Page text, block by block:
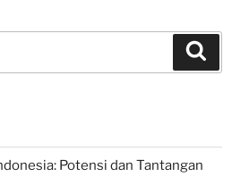
Potensi dan Tantangan